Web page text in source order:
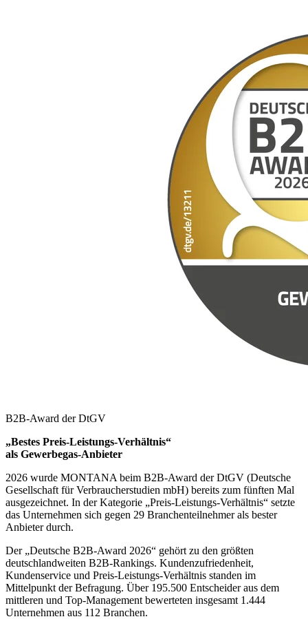
B2B-Award der DtGV
„Bestes Preis-Leistungs-Verhältnis“
als Gewerbegas-Anbieter
2026 wurde MONTANA beim B2B-Award der DtGV (Deutsche
Gesellschaft für Verbraucherstudien mbH) bereits zum fünften Mal
ausgezeichnet. In der Kategorie „Preis-Leistungs-Verhältnis“ setzte
das Unternehmen sich gegen 29 Branchenteilnehmer als bester
Anbieter durch.
Der „Deutsche B2B-Award 2026“ gehört zu den größten
deutschlandweiten B2B-Rankings. Kundenzufriedenheit,
Kundenservice und Preis-Leistungs-Verhältnis standen im
Mittelpunkt der Befragung. Über 195.500 Entscheider aus dem
mittleren und Top-Management bewerteten insgesamt 1.444
Unternehmen aus 112 Branchen.